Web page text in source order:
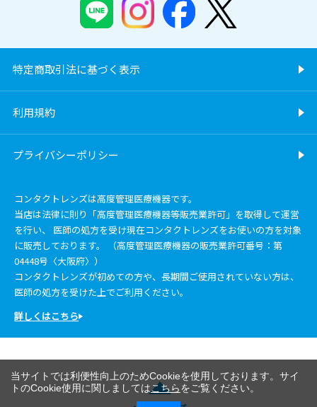
特定商取引法に基づく表示
利用規約
プライバシーポリシー
コンタクトレンズは高度管理医療機器です。
当店は法律に則り「高度管理医療機器等販売業許可」を取得して運営
を行い、 医師の処方を受け現在コンタクトレンズをお使いの方を対象
に販売しております。 （高度管理医療機器の販売業許可番号：第
04448号〈大阪府〉）
コンタクトレンズが初めての方や、長期間ご使用されていない方は、
医師の処方を受けた上でご利用ください。
詳しくはこちら
当サイトでは利便性向上のためCookieを使用しております。サイ
トのCookie使用に関しましてはこちらをご覧ください。